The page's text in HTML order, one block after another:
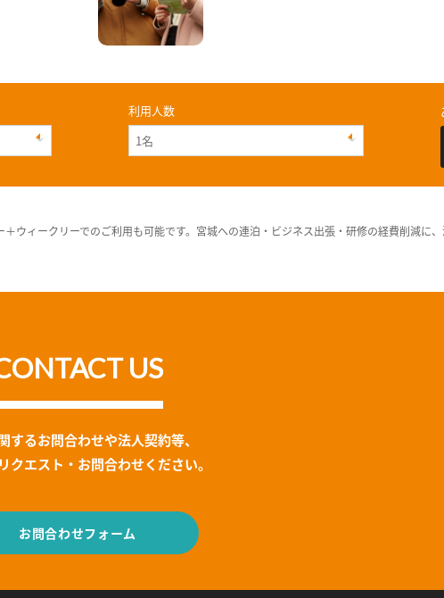
利用人数
ウィークリーでのご利用も可能です。宮城への連泊・ビジネス出張・研修の経費削減に
US
するお問合わせや法人契約等、
クエスト・お問合わせください。
お問合わせフォーム